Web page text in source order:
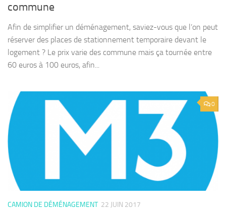
commune
Afin de simplifier un déménagement, saviez-vous que l’on peut
réserver des places de stationnement temporaire devant le
logement ? Le prix varie des commune mais ça tournée entre
60 euros à 100 euros, afin...
0
CAMION DE DÉMÉNAGEMENT 22 JUIN 2017